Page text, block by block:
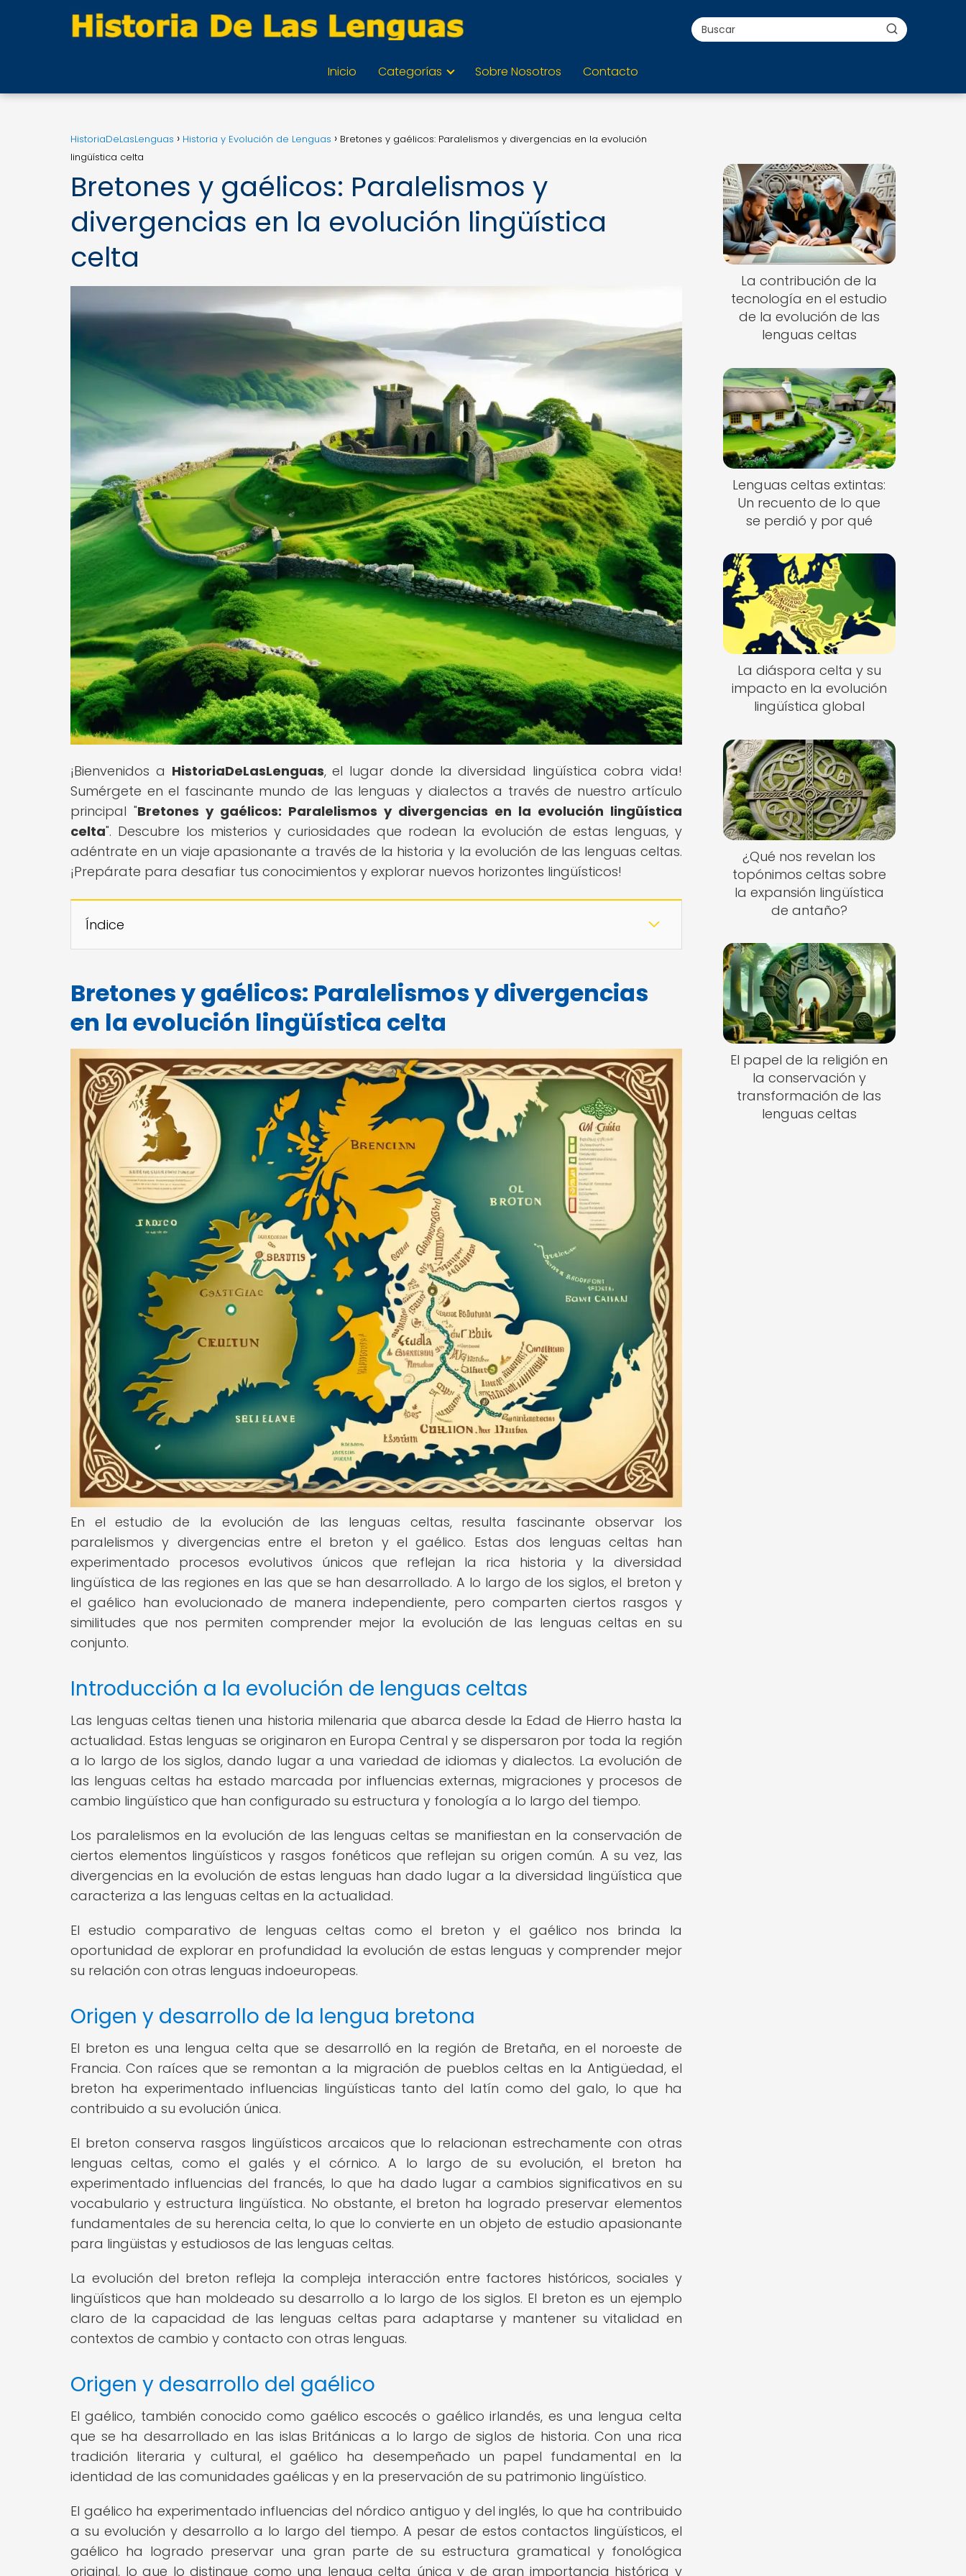
Inicio Categorías Sobre Nosotros Contacto
HistoriaDeLasLenguas Historia y Evolución de Lenguas
Bretones y gaélicos: Paralelismos y divergencias en la evolución
lingüística celta
Bretones y gaélicos: Paralelismos y
divergencias en la evolución lingüística
celta
¡Bienvenidos a HistoriaDeLasLenguas, el lugar donde la diversidad lingüística cobra vida!
Sumérgete en el fascinante mundo de las lenguas y dialectos a través de nuestro artículo
principal "Bretones y gaélicos: Paralelismos y divergencias en la evolución lingüística
celta". Descubre los misterios y curiosidades que rodean la evolución de estas lenguas, y
adéntrate en un viaje apasionante a través de la historia y la evolución de las lenguas celtas.
¡Prepárate para desafiar tus conocimientos y explorar nuevos horizontes lingüísticos!
Índice
Bretones y gaélicos: Paralelismos y divergencias
en la evolución lingüística celta
En el estudio de la evolución de las lenguas celtas, resulta fascinante observar los
paralelismos y divergencias entre el breton y el gaélico. Estas dos lenguas celtas han
experimentado procesos evolutivos únicos que reflejan la rica historia y la diversidad
lingüística de las regiones en las que se han desarrollado. A lo largo de los siglos, el breton y
el gaélico han evolucionado de manera independiente, pero comparten ciertos rasgos y
similitudes que nos permiten comprender mejor la evolución de las lenguas celtas en su
conjunto.
Introducción a la evolución de lenguas celtas
Las lenguas celtas tienen una historia milenaria que abarca desde la Edad de Hierro hasta la
actualidad. Estas lenguas se originaron en Europa Central y se dispersaron por toda la región
a lo largo de los siglos, dando lugar a una variedad de idiomas y dialectos. La evolución de
las lenguas celtas ha estado marcada por influencias externas, migraciones y procesos de
cambio lingüístico que han configurado su estructura y fonología a lo largo del tiempo.
Los paralelismos en la evolución de las lenguas celtas se manifiestan en la conservación de
ciertos elementos lingüísticos y rasgos fonéticos que reflejan su origen común. A su vez, las
divergencias en la evolución de estas lenguas han dado lugar a la diversidad lingüística que
caracteriza a las lenguas celtas en la actualidad.
El estudio comparativo de lenguas celtas como el breton y el gaélico nos brinda la
oportunidad de explorar en profundidad la evolución de estas lenguas y comprender mejor
su relación con otras lenguas indoeuropeas.
Origen y desarrollo de la lengua bretona
El breton es una lengua celta que se desarrolló en la región de Bretaña, en el noroeste de
Francia. Con raíces que se remontan a la migración de pueblos celtas en la Antigüedad, el
breton ha experimentado influencias lingüísticas tanto del latín como del galo, lo que ha
contribuido a su evolución única.
El breton conserva rasgos lingüísticos arcaicos que lo relacionan estrechamente con otras
lenguas celtas, como el galés y el córnico. A lo largo de su evolución, el breton ha
experimentado influencias del francés, lo que ha dado lugar a cambios significativos en su
vocabulario y estructura lingüística. No obstante, el breton ha logrado preservar elementos
fundamentales de su herencia celta, lo que lo convierte en un objeto de estudio apasionante
para lingüistas y estudiosos de las lenguas celtas.
La evolución del breton refleja la compleja interacción entre factores históricos, sociales y
lingüísticos que han moldeado su desarrollo a lo largo de los siglos. El breton es un ejemplo
claro de la capacidad de las lenguas celtas para adaptarse y mantener su vitalidad en
contextos de cambio y contacto con otras lenguas.
Origen y desarrollo del gaélico
El gaélico, también conocido como gaélico escocés o gaélico irlandés, es una lengua celta
que se ha desarrollado en las islas Británicas a lo largo de siglos de historia. Con una rica
tradición literaria y cultural, el gaélico ha desempeñado un papel fundamental en la
identidad de las comunidades gaélicas y en la preservación de su patrimonio lingüístico.
El gaélico ha experimentado influencias del nórdico antiguo y del inglés, lo que ha contribuido
a su evolución y desarrollo a lo largo del tiempo. A pesar de estos contactos lingüísticos, el
gaélico ha logrado preservar una gran parte de su estructura gramatical y fonológica
original, lo que lo distingue como una lengua celta única y de gran importancia histórica y
La contribución de la
tecnología en el estudio
de la evolución de las
lenguas celtas
Lenguas celtas extintas:
Un recuento de lo que
se perdió y por qué
La diáspora celta y su
impacto en la evolución
lingüística global
¿Qué nos revelan los
topónimos celtas sobre
la expansión lingüística
de antaño?
El papel de la religión en
la conservación y
transformación de las
lenguas celtas